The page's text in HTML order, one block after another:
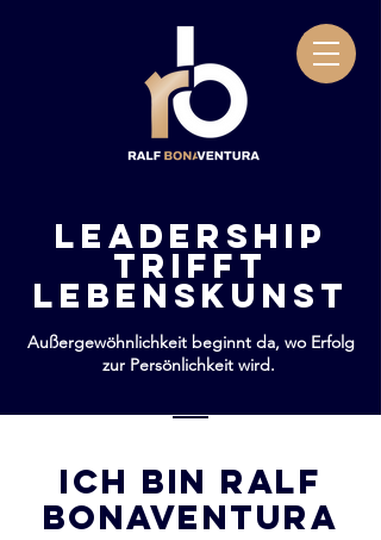
Leadership
trifft
lebenskunst
Außergewöhnlichkeit beginnt da, wo Erfolg
zur Persönlichkeit wird.
Ich bin Ralf
Bonaventura